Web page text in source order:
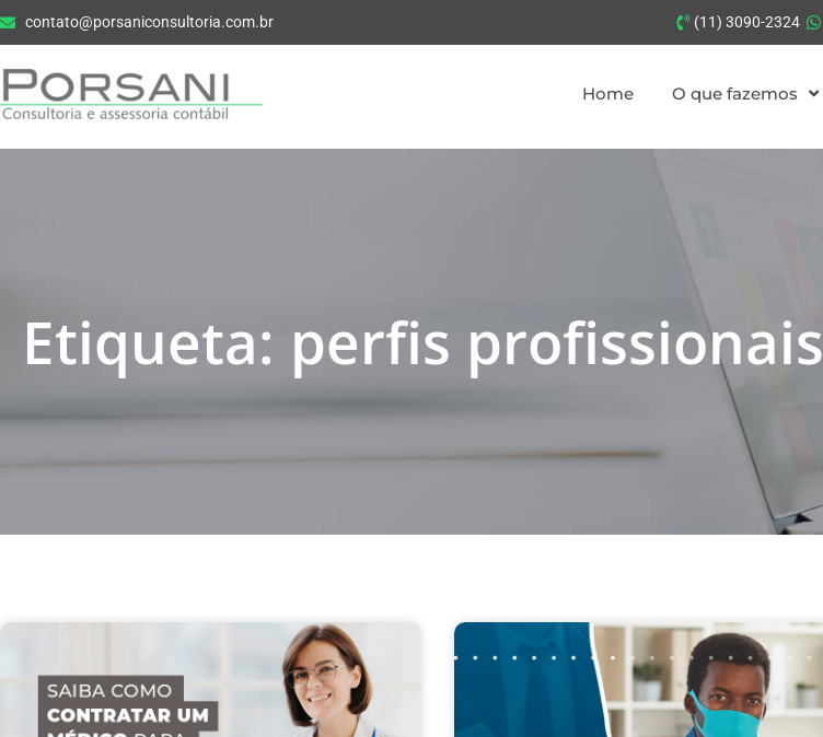
contato@porsaniconsultoria.com.br (11) 3090-2324
Home O que fazemos
Etiqueta: perfis profissionais